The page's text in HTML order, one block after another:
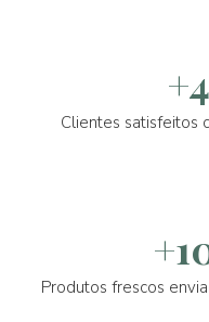
Clientes satisfeitos
Produtos frescos